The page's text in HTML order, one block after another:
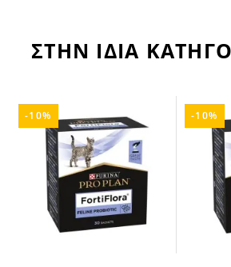
ΣΤΗΝ ΙΔΙΑ
-10% -10%